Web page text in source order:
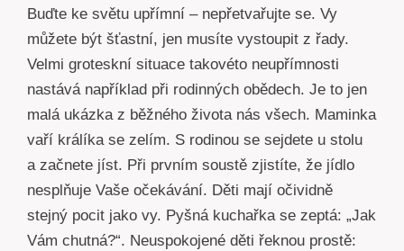
Buďte ke světu upřímní – nepřetvařujte se. Vy
můžete být šťastní, jen musíte vystoupit z řady.
Velmi groteskní situace takovéto neupřímnosti
nastává například při rodinných obědech. Je to jen
malá ukázka z běžného života nás všech. Maminka
vaří králíka se zelím. S rodinou se sejdete u stolu
a začnete jíst. Při prvním soustě zjistíte, že jídlo
nesplňuje Vaše očekávání. Děti mají očividně
stejný pocit jako vy. Pyšná kuchařka se zeptá: „Jak
Vám chutná?“. Neuspokojené děti řeknou prostě: